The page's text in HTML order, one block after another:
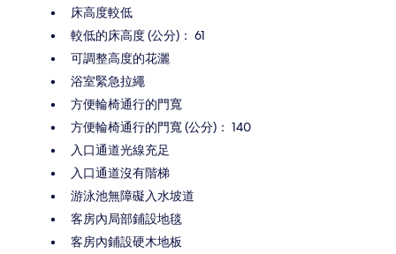
床高度較低
較低的床高度 (公分)： 61
可調整高度的花灑
浴室緊急拉繩
方便輪椅通行的門寬
方便輪椅通行的門寬 (公分)： 140
入口通道光線充足
入口通道沒有階梯
游泳池無障礙入水坡道
客房內局部鋪設地毯
客房內鋪設硬木地板